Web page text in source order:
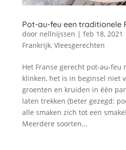
Pot-au-feu een traditionele
door nellnijssen | feb 18, 2021
Frankrijk, Vleesgerechten
Het Franse gerecht pot-au-feu
klinken, het is in beginsel niet
groenten en kruiden in één
laten trekken (beter gezegd:
alle smaken zich tot een
Meerdere soorten...